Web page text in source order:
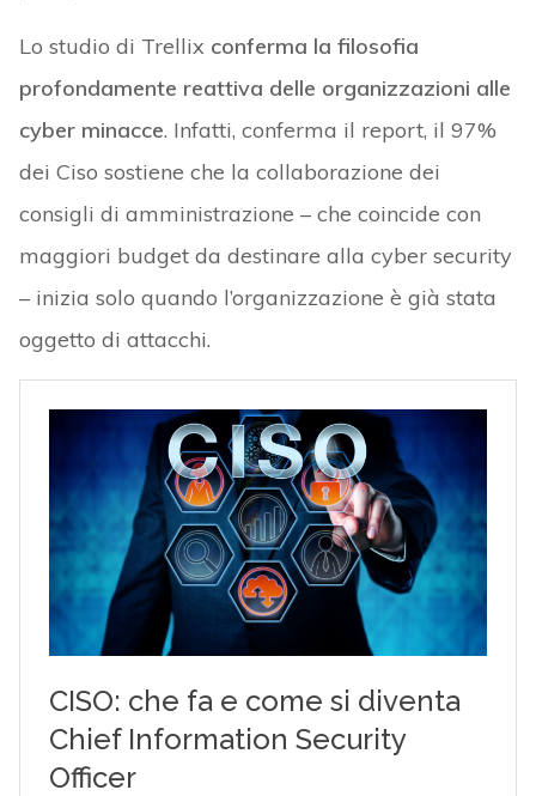
Lo studio di Trellix conferma la filosofia
profondamente reattiva delle organizzazioni alle
cyber minacce. Infatti, conferma il report, il 97%
dei Ciso sostiene che la collaborazione dei
consigli di amministrazione – che coincide con
maggiori budget da destinare alla cyber security
– inizia solo quando l’organizzazione è già stata
oggetto di attacchi.